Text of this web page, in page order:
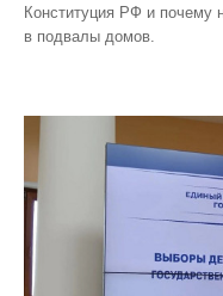
Конституция РФ и почему
в подвалы домов.